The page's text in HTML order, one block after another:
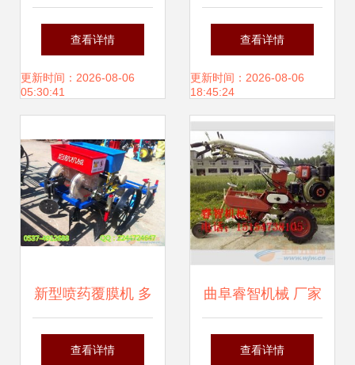
大王 销量力压宗
申、隆鑫，平均每
跨界农业机械销售
查看详情
更新时间：2026-08-06
05:30:41
机电赋能现代农业
设备新篇章
查看详情
更新时间：2026-08-06
18:45:24
新型喷药覆膜机 多
功能播种覆膜机引
查看详情
曲阜睿智机械 厂家
直销开沟机，专注
查看详情